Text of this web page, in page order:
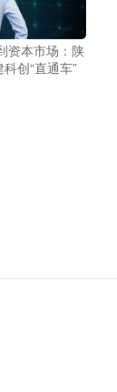
资本市场：陕
创“直通车”